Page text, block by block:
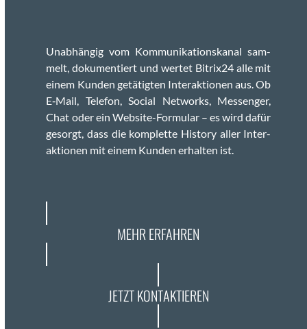
Unab­hängig vom Kom­mu­nika­tion­skanal sam­
melt, doku­men­tiert und wertet Bitrix24 alle mit
einem Kun­den getätigten Inter­ak­tio­nen aus. Ob
E‑Mail, Tele­fon, Social Net­works, Mes­sen­ger,
Chat oder ein Web­site-For­mu­lar – es wird dafür
gesorgt, dass die kom­plette His­to­ry aller Inter­
ak­tio­nen mit einem Kun­den erhal­ten ist.
MEHR ERFAHREN
JETZT KONTAKTIEREN